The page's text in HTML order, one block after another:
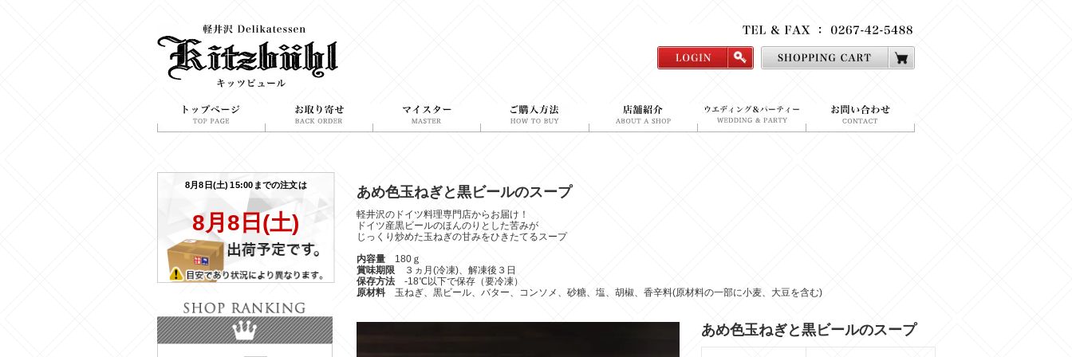
あめ色玉ねぎと黒ビールのスープ
軽井沢のドイツ料理専門店からお届け！
ドイツ産黒ビールのほんのりとした苦みが
じっくり炒めた玉ねぎの甘みをひきたてるスープ
内容量 180ｇ
賞味期限 ３ヵ月(冷凍)、解凍後３日
保存方法 -18℃以下で保存（要冷凍）
原材料 玉ねぎ、黒ビール、バター、コンソメ、砂糖、塩、胡椒、香辛料(原材料の一部に小麦、大豆を含む)
あめ色玉ねぎと黒ビールのスープ